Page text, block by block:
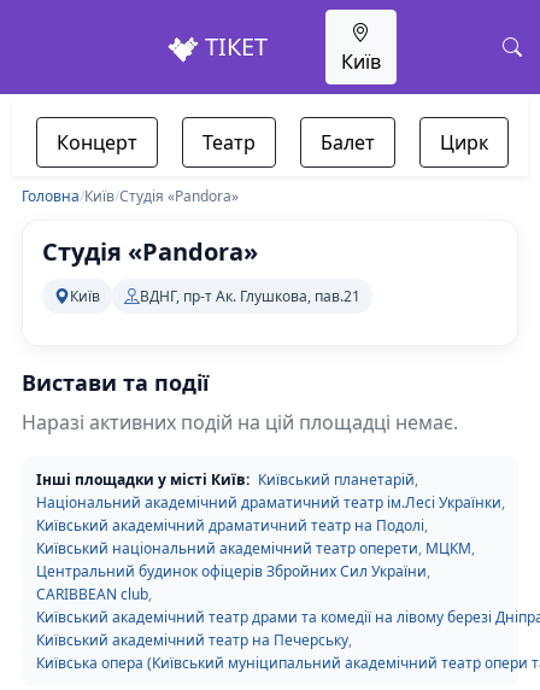
ТІКЕТ Київ
Концерт Театр Балет Цирк
Головна/Київ/Студія «Pandora»
Студія «Pandora»
Київ ВДНГ, пр-т Ак. Глушкова, пав.21
Вистави та події
Наразі активних подій на цій площадці немає.
Інші площадки у місті Київ: Київський планетарій,
Національний академічний драматичний театр ім.Лесі Українки,
Київський академічний драматичний театр на Подолі,
Київський національний академічний театр оперети, МЦКМ,
Центральний будинок офіцерів Збройних Сил України,
CARIBBEAN club,
Київський академічний театр драми та комедії на лівому березі
Київський академічний театр на Печерську,
Київська опера (Київський муніципальний академічний театр опери